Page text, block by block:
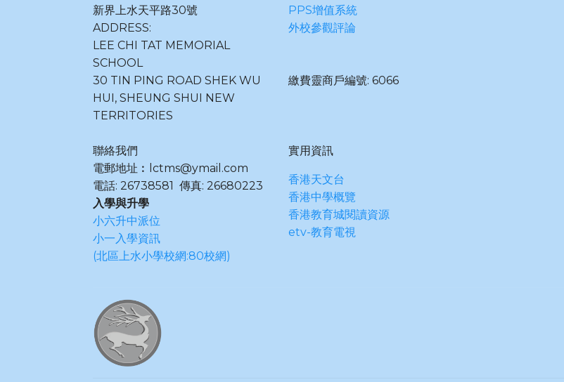
新界上水天平路30號
ADDRESS:
LEE CHI TAT MEMORIAL
SCHOOL
30 TIN PING ROAD SHEK WU
HUI, SHEUNG SHUI NEW
TERRITORIES
聯絡我們
電郵地址︰lctms@ymail.com
電話: 26738581 傳真: 26680223
入學與升學
小六升中派位
小一入學資訊
(北區上水小學校網:80校網)
PPS增值系統
外校參觀評論
繳費靈商戶編號: 6066
實用資訊
香港天文台
香港中學概覽
香港教育城閱讀資源
etv-教育電視